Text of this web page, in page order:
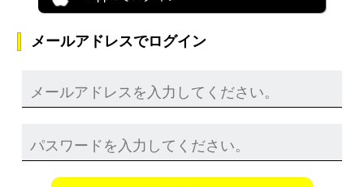
メールアドレスでログイン